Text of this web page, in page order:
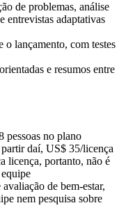
de problemas, análise
entrevistas adaptativas
lançamento, com testes
e resumos entre
pessoas no plano
daí, US$ 35/licença
licença, portanto, não é
de bem-estar,
nem pesquisa sobre